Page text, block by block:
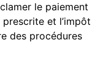
le paiement
prescrite et l’impôt
des procédures